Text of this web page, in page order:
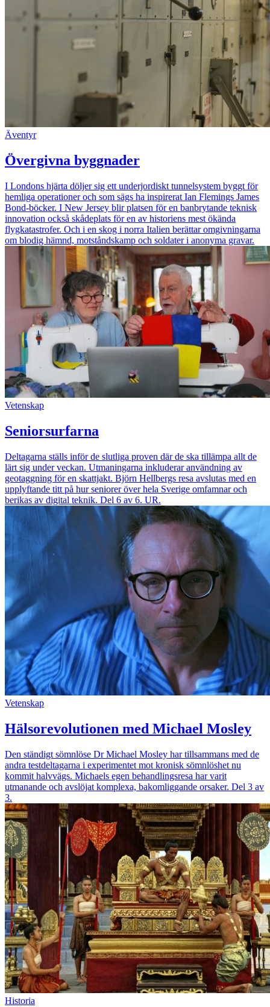
Äventyr
Övergivna byggnader
I Londons hjärta döljer sig ett underjordiskt tunnelsystem byggt för
hemliga operationer och som sägs ha inspirerat Ian Flemings James
Bond-böcker. I New Jersey blir platsen för en banbrytande teknisk
innovation också skådeplats för en av historiens mest ökända
flygkatastrofer. Och i en skog i norra Italien berättar omgivningarna
om blodig hämnd, motståndskamp och soldater i anonyma gravar.
Vetenskap
Seniorsurfarna
Deltagarna ställs inför de slutliga proven där de ska tillämpa allt de
lärt sig under veckan. Utmaningarna inkluderar användning av
geotaggning för en skattjakt. Björn Hellbergs resa avslutas med en
upplyftande titt på hur seniorer över hela Sverige omfamnar och
berikas av digital teknik. Del 6 av 6. UR.
Vetenskap
Hälsorevolutionen med Michael Mosley
Den ständigt sömnlöse Dr Michael Mosley har tillsammans med de
andra testdeltagarna i experimentet mot kronisk sömnlöshet nu
kommit halvvägs. Michaels egen behandlingsresa har varit
utmanande och avslöjat komplexa, bakomliggande orsaker. Del 3 av
3.
Historia